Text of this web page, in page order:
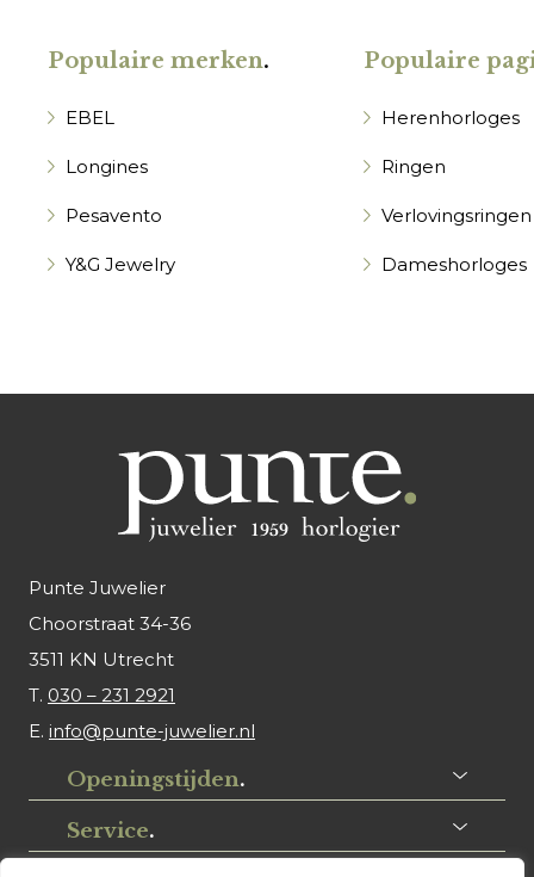
Populaire merken.
EBEL
Longines
Pesavento
Y&G Jewelry
Populaire
Herenhorloges
Ringen
Verlovingsringen
Dameshorloges
Punte Juwelier
Choorstraat 34-36
3511 KN Utrecht
T. 030 – 231 2921
E. info@punte-juwelier.nl
Openingstijden.
Service.